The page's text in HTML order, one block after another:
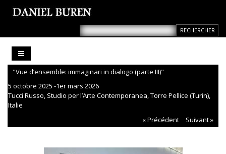
" Vue d’ensemble: immaginari in dialogo (parte III)"
5 octobre 2025 -1er mars 2026
Tucci Russo, Studio per l’Arte Contemporanea, Torre Pellice (Turin),
Italie
« Précédent
Suivant »